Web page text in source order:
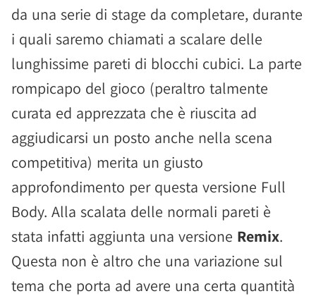
da una serie di stage da completare, durante
i quali saremo chiamati a scalare delle
lunghissime pareti di blocchi cubici. La parte
rompicapo del gioco (peraltro talmente
curata ed apprezzata che è riuscita ad
aggiudicarsi un posto anche nella scena
competitiva) merita un giusto
approfondimento per questa versione Full
Body. Alla scalata delle normali pareti è
stata infatti aggiunta una versione Remix.
Questa non è altro che una variazione sul
tema che porta ad avere una certa quantità